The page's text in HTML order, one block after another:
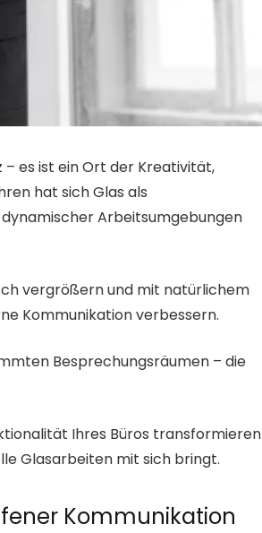
es ist ein Ort der Kreativität,
hat sich Glas als
Arbeitsumgebungen
vergrößern und mit natürlichem
Kommunikation verbessern.
Besprechungsräumen – die
Ihres Büros transformieren
Glasarbeiten mit sich bringt.
Kommunikation